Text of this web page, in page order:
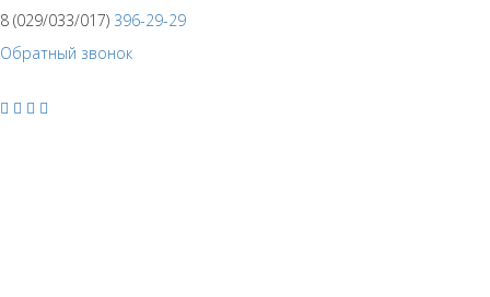
8 (029/033/017) 396-29-29
Обратный звонок